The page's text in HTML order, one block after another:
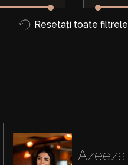
Resetați toate filtrele